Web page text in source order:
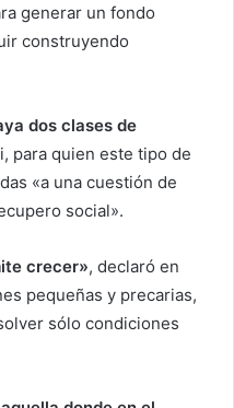
generar un fondo
construyendo
dos clases de
para quien este tipo de
«a una cuestión de
social».
crecer», declaró en
pequeñas y precarias,
sólo condiciones